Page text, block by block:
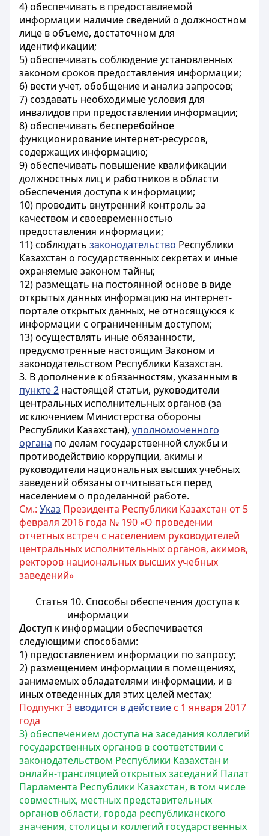
4) обеспечивать в предоставляемой
информации наличие сведений о должностном
лице в объеме, достаточном для
идентификации;
5) обеспечивать соблюдение установленных
законом сроков предоставления информации;
6) вести учет, обобщение и анализ запросов;
7) создавать необходимые условия для
инвалидов при предоставлении информации;
8) обеспечивать бесперебойное
функционирование интернет-ресурсов,
содержащих информацию;
9) обеспечивать повышение квалификации
должностных лиц и работников в области
обеспечения доступа к информации;
10) проводить внутренний контроль за
качеством и своевременностью
предоставления информации;
11) соблюдать законодательство Республики
Казахстан о государственных секретах и иные
охраняемые законом тайны;
12) размещать на постоянной основе в виде
открытых данных информацию на интернет-
портале открытых данных, не относящуюся к
информации с ограниченным доступом;
13) осуществлять иные обязанности,
предусмотренные настоящим Законом и
законодательством Республики Казахстан.
3. В дополнение к обязанностям, указанным в
пункте 2 настоящей статьи, руководители
центральных исполнительных органов (за
исключением Министерства обороны
Республики Казахстан), уполномоченного
органа по делам государственной службы и
противодействию коррупции, акимы и
руководители национальных высших учебных
заведений обязаны отчитываться перед
населением о проделанной работе.
См.: Указ Президента Республики Казахстан от 5
февраля 2016 года № 190 «О проведении
отчетных встреч с населением руководителей
центральных исполнительных органов, акимов,
ректоров национальных высших учебных
заведений»
Статья 10. Способы обеспечения доступа к
информации
Доступ к информации обеспечивается
следующими способами:
1) предоставлением информации по запросу;
2) размещением информации в помещениях,
занимаемых обладателями информации, и в
иных отведенных для этих целей местах;
Подпункт 3 вводится в действие с 1 января 2017
года
3) обеспечением доступа на заседания коллегий
государственных органов в соответствии с
законодательством Республики Казахстан и
онлайн-трансляцией открытых заседаний Палат
Парламента Республики Казахстан, в том числе
совместных, местных представительных
органов области, города республиканского
значения, столицы и коллегий государственных